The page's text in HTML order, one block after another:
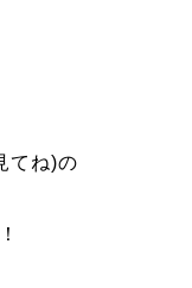
てね)の